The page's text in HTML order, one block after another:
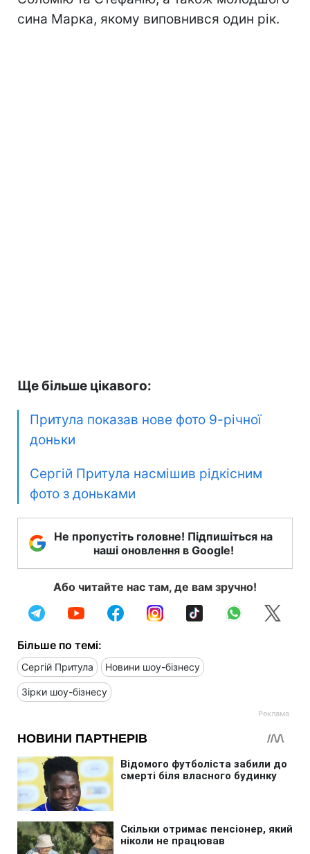
сина Марка, якому виповнився один рік.
Ще більше цікавого:
Притула показав нове фото 9-річної
доньки
Сергій Притула насмішив рідкісним
фото з доньками
Не пропустіть головне! Підпишіться на
наші оновлення в Google!
Або читайте нас там, де вам зручно!
Більше по темі:
Сергій Притула Новини шоу-бізнесу
Зірки шоу-бізнесу